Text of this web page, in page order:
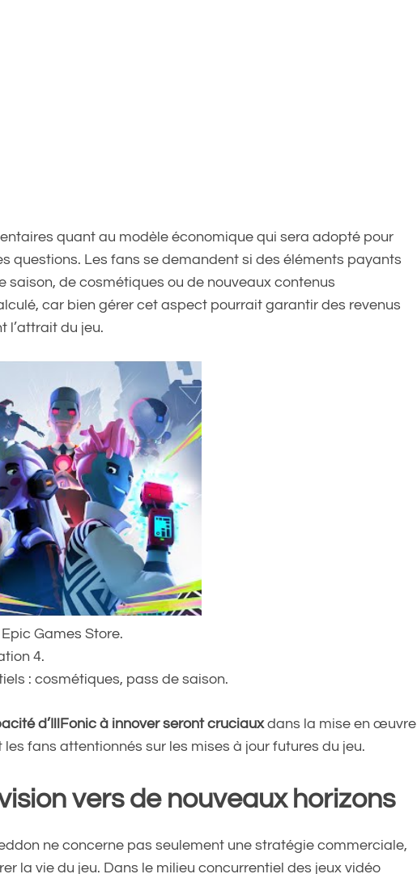
quant au modèle économique qui sera adopté pour
questions. Les fans se demandent si des éléments payants
saison, de cosmétiques ou de nouveaux contenus
car bien gérer cet aspect pourrait garantir des revenus
l’attrait du jeu.
Games Store.
4.
: cosmétiques, pass de saison.
d’IllFonic à innover seront cruciauxdans la mise en œuvre
fans attentionnés sur les mises à jour futures du jeu.
vers de nouveaux horizons
ne concerne pas seulement une stratégie commerciale,
la vie du jeu. Dans le milieu concurrentiel des jeux vidéo